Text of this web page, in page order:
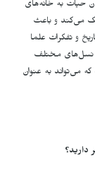
حیات به خانه‌های
می‌کند و باعث
و تفکرات علما
نسل‌های مختلف
می‌تواند به عنوان
دارید؟